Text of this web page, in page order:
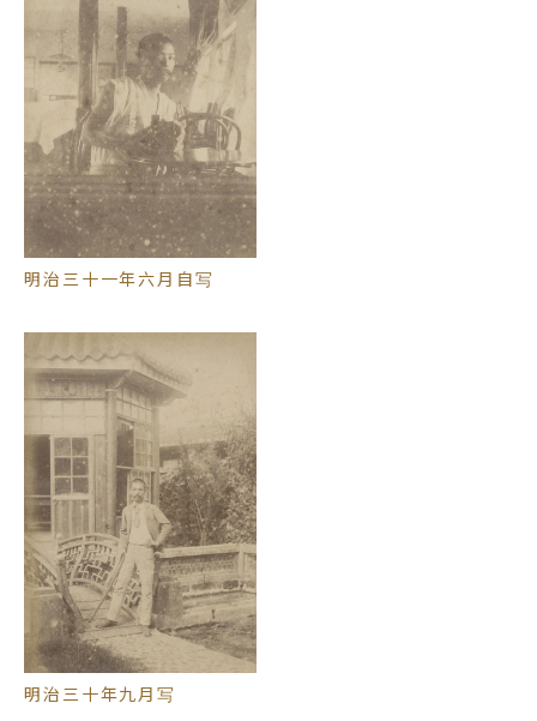
明治三十一年六月自写
明治三十年九月写